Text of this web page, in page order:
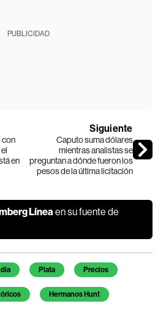
PUBLICIDAD
con
en
Siguiente
Caputo suma dólares
mientras analistas se
preguntan a dónde fueron los
pesos de la última licitación
Línea en su fuente de
Plata Precios
Hermanos Hunt